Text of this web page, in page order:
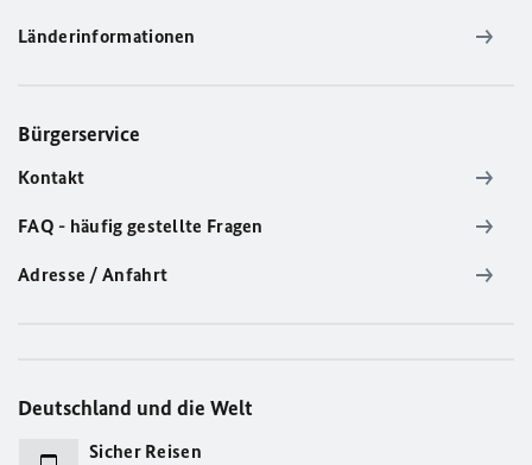
Länderinformationen
Bürgerservice
Kontakt
FAQ - häufig gestellte Fragen
Adresse / Anfahrt
Deutschland und die Welt
Sicher Reisen